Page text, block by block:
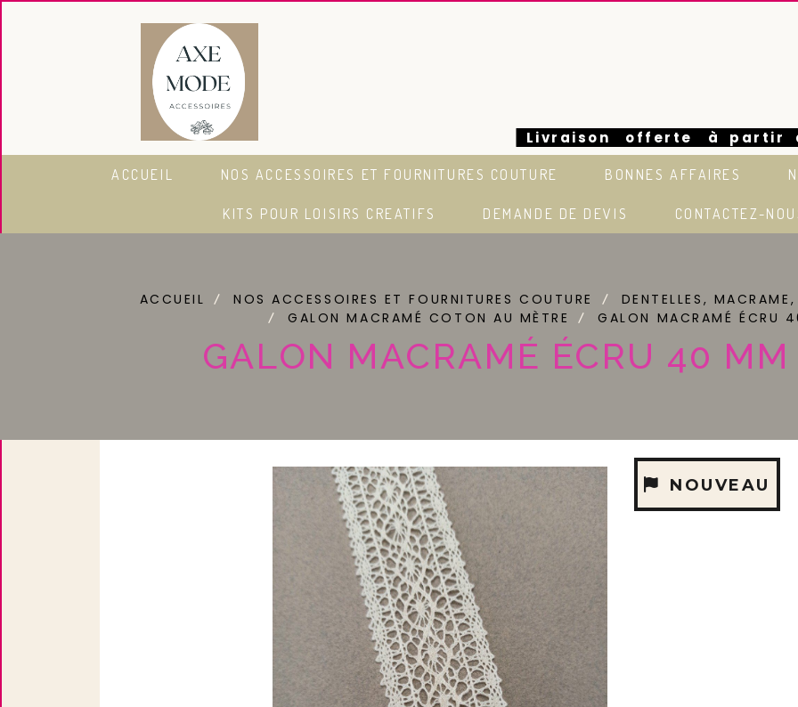
Livraison offerte à partir
euros en France
ACCUEIL NOS ACCESSOIRES ET FOURNITURES COUTURE BONNES AFFAIRES
KITS POUR LOISIRS CREATIFS DEMANDE DE DEVIS CONTACTEZ-
ACCUEIL NOS ACCESSOIRES ET FOURNITURES COUTURE
DENTELLES,
GALON MACRAMÉ COTON AU MÈTRE
GALON MACRAMÉ ÉCRU
GALON MACRAMÉ ÉCRU 40
NOUVEAU
Panneau de gestion des cookies